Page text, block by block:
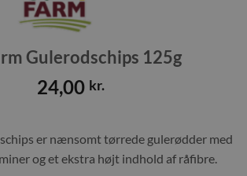
Gulerodschips 125g
24,00 kr.
er nænsomt tørrede gulerødder med
og et ekstra højt indhold af råfibre.